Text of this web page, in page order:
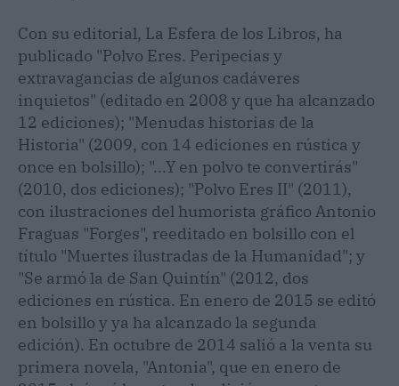
Con su editorial, La Esfera de los Libros, ha
publicado "Polvo Eres. Peripecias y
extravagancias de algunos cadáveres
inquietos" (editado en 2008 y que ha alcanzado
12 ediciones); "Menudas historias de la
Historia" (2009, con 14 ediciones en rústica y
once en bolsillo); "...Y en polvo te convertirás"
(2010, dos ediciones); "Polvo Eres II" (2011),
con ilustraciones del humorista gráfico Antonio
Fraguas "Forges", reeditado en bolsillo con el
título "Muertes ilustradas de la Humanidad"; y
"Se armó la de San Quintín" (2012, dos
ediciones en rústica. En enero de 2015 se editó
en bolsillo y ya ha alcanzado la segunda
edición). En octubre de 2014 salió a la venta su
primera novela, "Antonia", que en enero de